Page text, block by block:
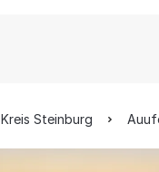
Kreis Steinburg